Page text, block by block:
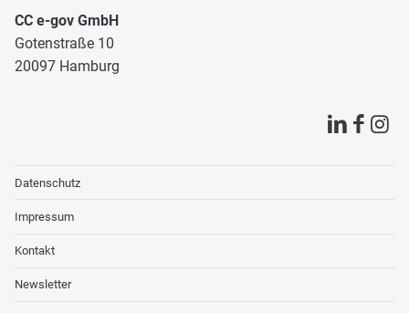
CC e-gov GmbH
Gotenstraße 10
20097 Hamburg
Datenschutz
Impressum
Kontakt
Newsletter